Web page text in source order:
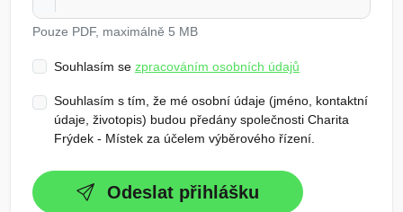
Pouze PDF, maximálně 5 MB
Souhlasím se zpracováním osobních údajů
Souhlasím s tím, že mé osobní údaje (jméno, kontaktní
údaje, životopis) budou předány společnosti Charita
Frýdek - Místek za účelem výběrového řízení.
Odeslat přihlášku